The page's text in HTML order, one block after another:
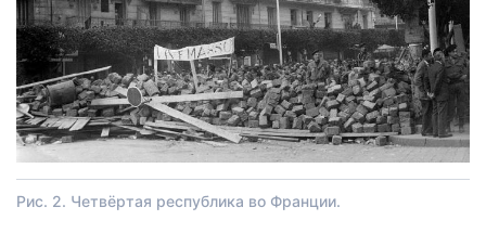
Рис. 2. Четвёртая республика во Франции.